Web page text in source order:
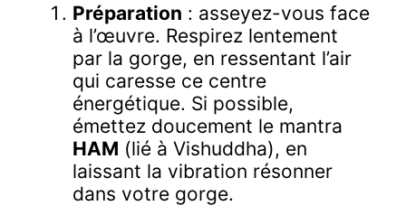
Préparation : asseyez-vous face
à l’œuvre. Respirez lentement
par la gorge, en ressentant l’air
qui caresse ce centre
énergétique. Si possible,
émettez doucement le mantra
HAM (lié à Vishuddha), en
laissant la vibration résonner
dans votre gorge.